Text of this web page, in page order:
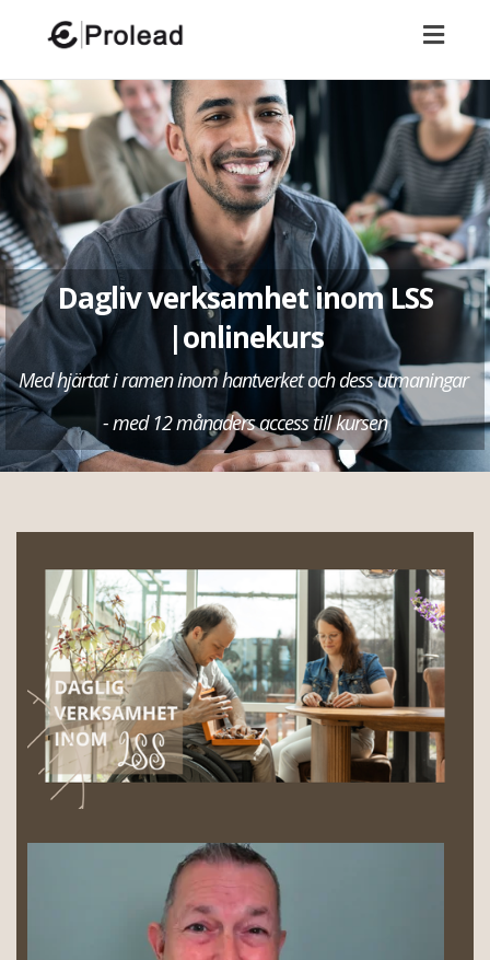
Dagliv verksamhet inom LSS
|onlinekurs
Med hjärtat i ramen inom hantverket och dess utmaningar
- med 12 månaders access till kursen